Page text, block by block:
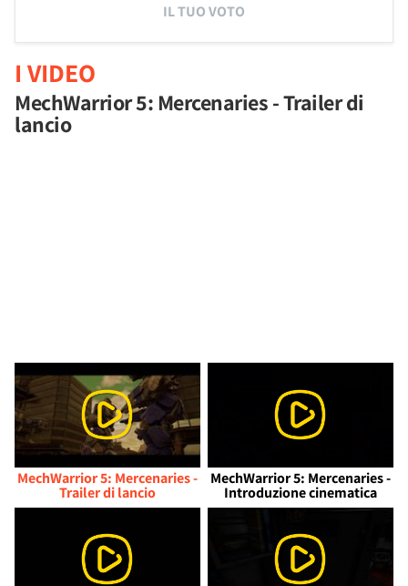
IL TUO VOTO
I VIDEO
MechWarrior 5: Mercenaries - Trailer di
lancio
MechWarrior 5: Mercenaries -
Trailer di lancio
MechWarrior 5: Mercenaries -
Introduzione cinematica